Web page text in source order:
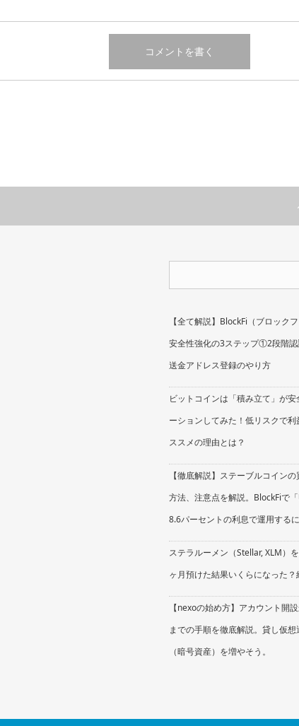
【全て解説】BlockFi（ブロック
安全性強化の3ステップ①2段階
送金アドレス登録のやり方
ビットコインは「積み立て」が
ーションしてみた！低リスクで
ススメの理由とは？
【徹底解説】ステーブルコイン
方法、注意点を解説。BlockFiで
8.6パーセントの利息で運用する
ステラルーメン（Stellar, XLM）
ヶ月預けた結果いくらになった？
【nexoの始め方】アカウント開
までの手順を徹底解説。貸し仮
（暗号資産）を増やそう。